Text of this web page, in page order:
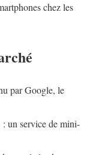
chez les
par Google, le
: un service de mini-